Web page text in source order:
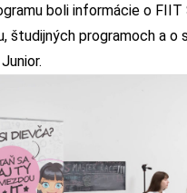
boli informácie o FIIT
študijných programoch a o